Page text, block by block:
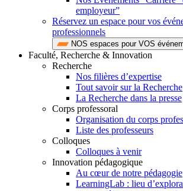
employeur”
Réservez un espace pour vos
professionnels
NOS espaces pour VOS
Faculté, Recherche & Innovation
Recherche
Nos filières d’expertise
Tout savoir sur la Recherche
La Recherche dans la presse
Corps professoral
Organisation du corps
Liste des professeurs
Colloques
Colloques à venir
Innovation pédagogique
Au cœur de notre pédagogie
LearningLab : lieu